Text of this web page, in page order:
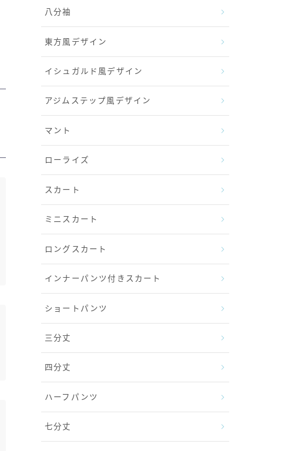
八分袖
東方風デザイン
イシュガルド風デザイン
アジムステップ風デザイン
マント
ローライズ
スカート
ミニスカート
ロングスカート
インナーパンツ付きスカート
ショートパンツ
三分丈
四分丈
ハーフパンツ
七分丈